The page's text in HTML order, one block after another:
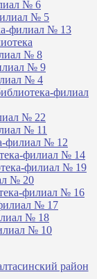
№ 6
№ 5
филиал № 13
№ 8
№ 9
№ 4
филиал
№ 22
№ 11
филиал № 12
филиал № 14
филиал № 19
№ 20
филиал № 16
№ 17
№ 18
№ 10